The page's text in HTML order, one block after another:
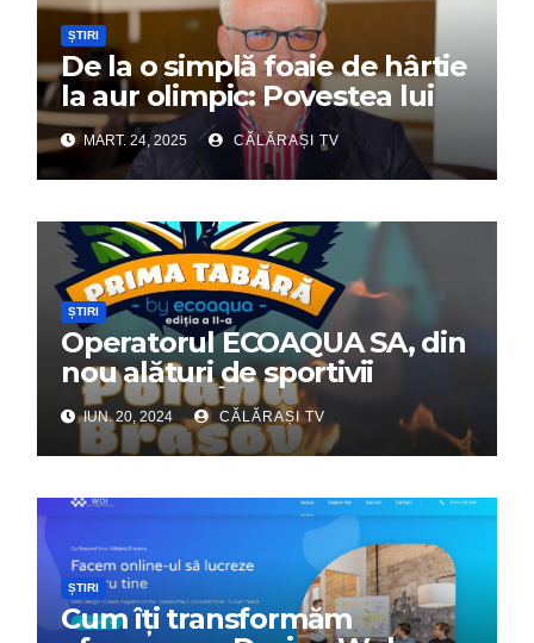
ȘTIRI
De la o simplă foaie de hârtie
la aur olimpic: Povestea lui
Dumitru Chirilă
MART. 24, 2025 CĂLĂRAȘI TV
ȘTIRI
Operatorul ECOAQUA SA, din
nou alături de sportivii
călărășeni. Începe „Prima
Tabără”!
IUN. 20, 2024 CĂLĂRAȘI TV
ȘTIRI
Cum îți transformăm